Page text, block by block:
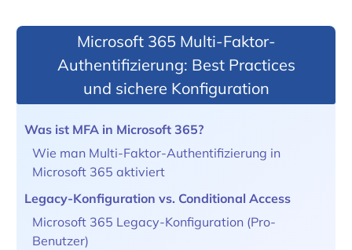
Microsoft 365 Multi-Faktor-
Authentifizierung: Best Practices
und sichere Konfiguration
Was ist MFA in Microsoft 365?
Wie man Multi-Faktor-Authentifizierung in
Microsoft 365 aktiviert
Legacy-Konfiguration vs. Conditional Access
Microsoft 365 Legacy-Konfiguration (Pro-
Benutzer)